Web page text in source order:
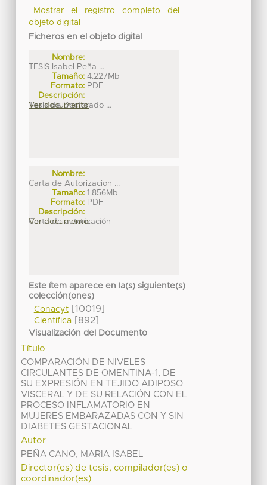
Mostrar el registro completo del
objeto digital
Ficheros en el objeto digital
Nombre:
TESIS Isabel Peña ...
Tamaño: 4.227Mb
Formato: PDF
Descripción:
Tesis de Doctorado ...
Ver documento
Nombre:
Carta de Autorizacion ...
Tamaño: 1.856Mb
Formato: PDF
Descripción:
Carta de autorización
Ver documento
Este ítem aparece en la(s) siguiente(s)
colección(ones)
Conacyt[10019]
Científica[892]
Visualización del Documento
Título
COMPARACIÓN DE NIVELES
CIRCULANTES DE OMENTINA-1, DE
SU EXPRESIÓN EN TEJIDO ADIPOSO
VISCERAL Y DE SU RELACIÓN CON EL
PROCESO INFLAMATORIO EN
MUJERES EMBARAZADAS CON Y SIN
DIABETES GESTACIONAL
Autor
PEÑA CANO, MARIA ISABEL
Director(es) de tesis, compilador(es) o
coordinador(es)